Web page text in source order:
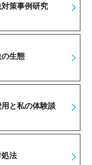
策事例研究
生態
と私の体験談
法